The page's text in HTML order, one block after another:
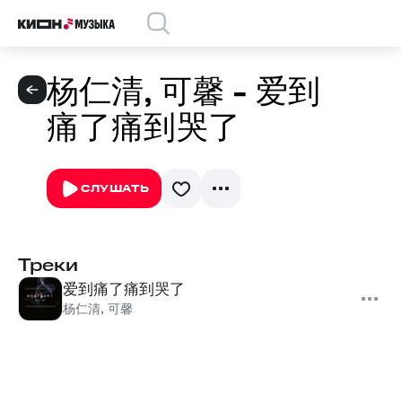
杨仁清, 可馨 - 爱到
痛了痛到哭了
СЛУШАТЬ
Треки
爱到痛了痛到哭了
杨仁清, 可馨